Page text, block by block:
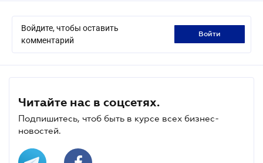
Войдите, чтобы оставить
комментарий
войти
Читайте нас в соцсетях.
Подпишитесь, чтоб быть в курсе всех бизнес-
новостей.